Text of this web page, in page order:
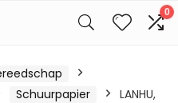
0
Schuurpapier
LANHU,